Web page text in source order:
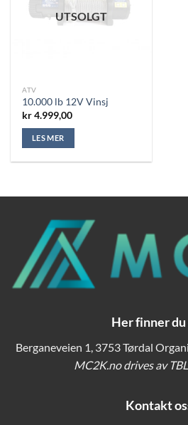
UTSOLGT
ATV
10.000 lb 12V Vinsj
kr4.999,00
LES MER
Her finner du
Berganeveien 1, 3753 Tørdal
MC2K.no drives av
Kontakt